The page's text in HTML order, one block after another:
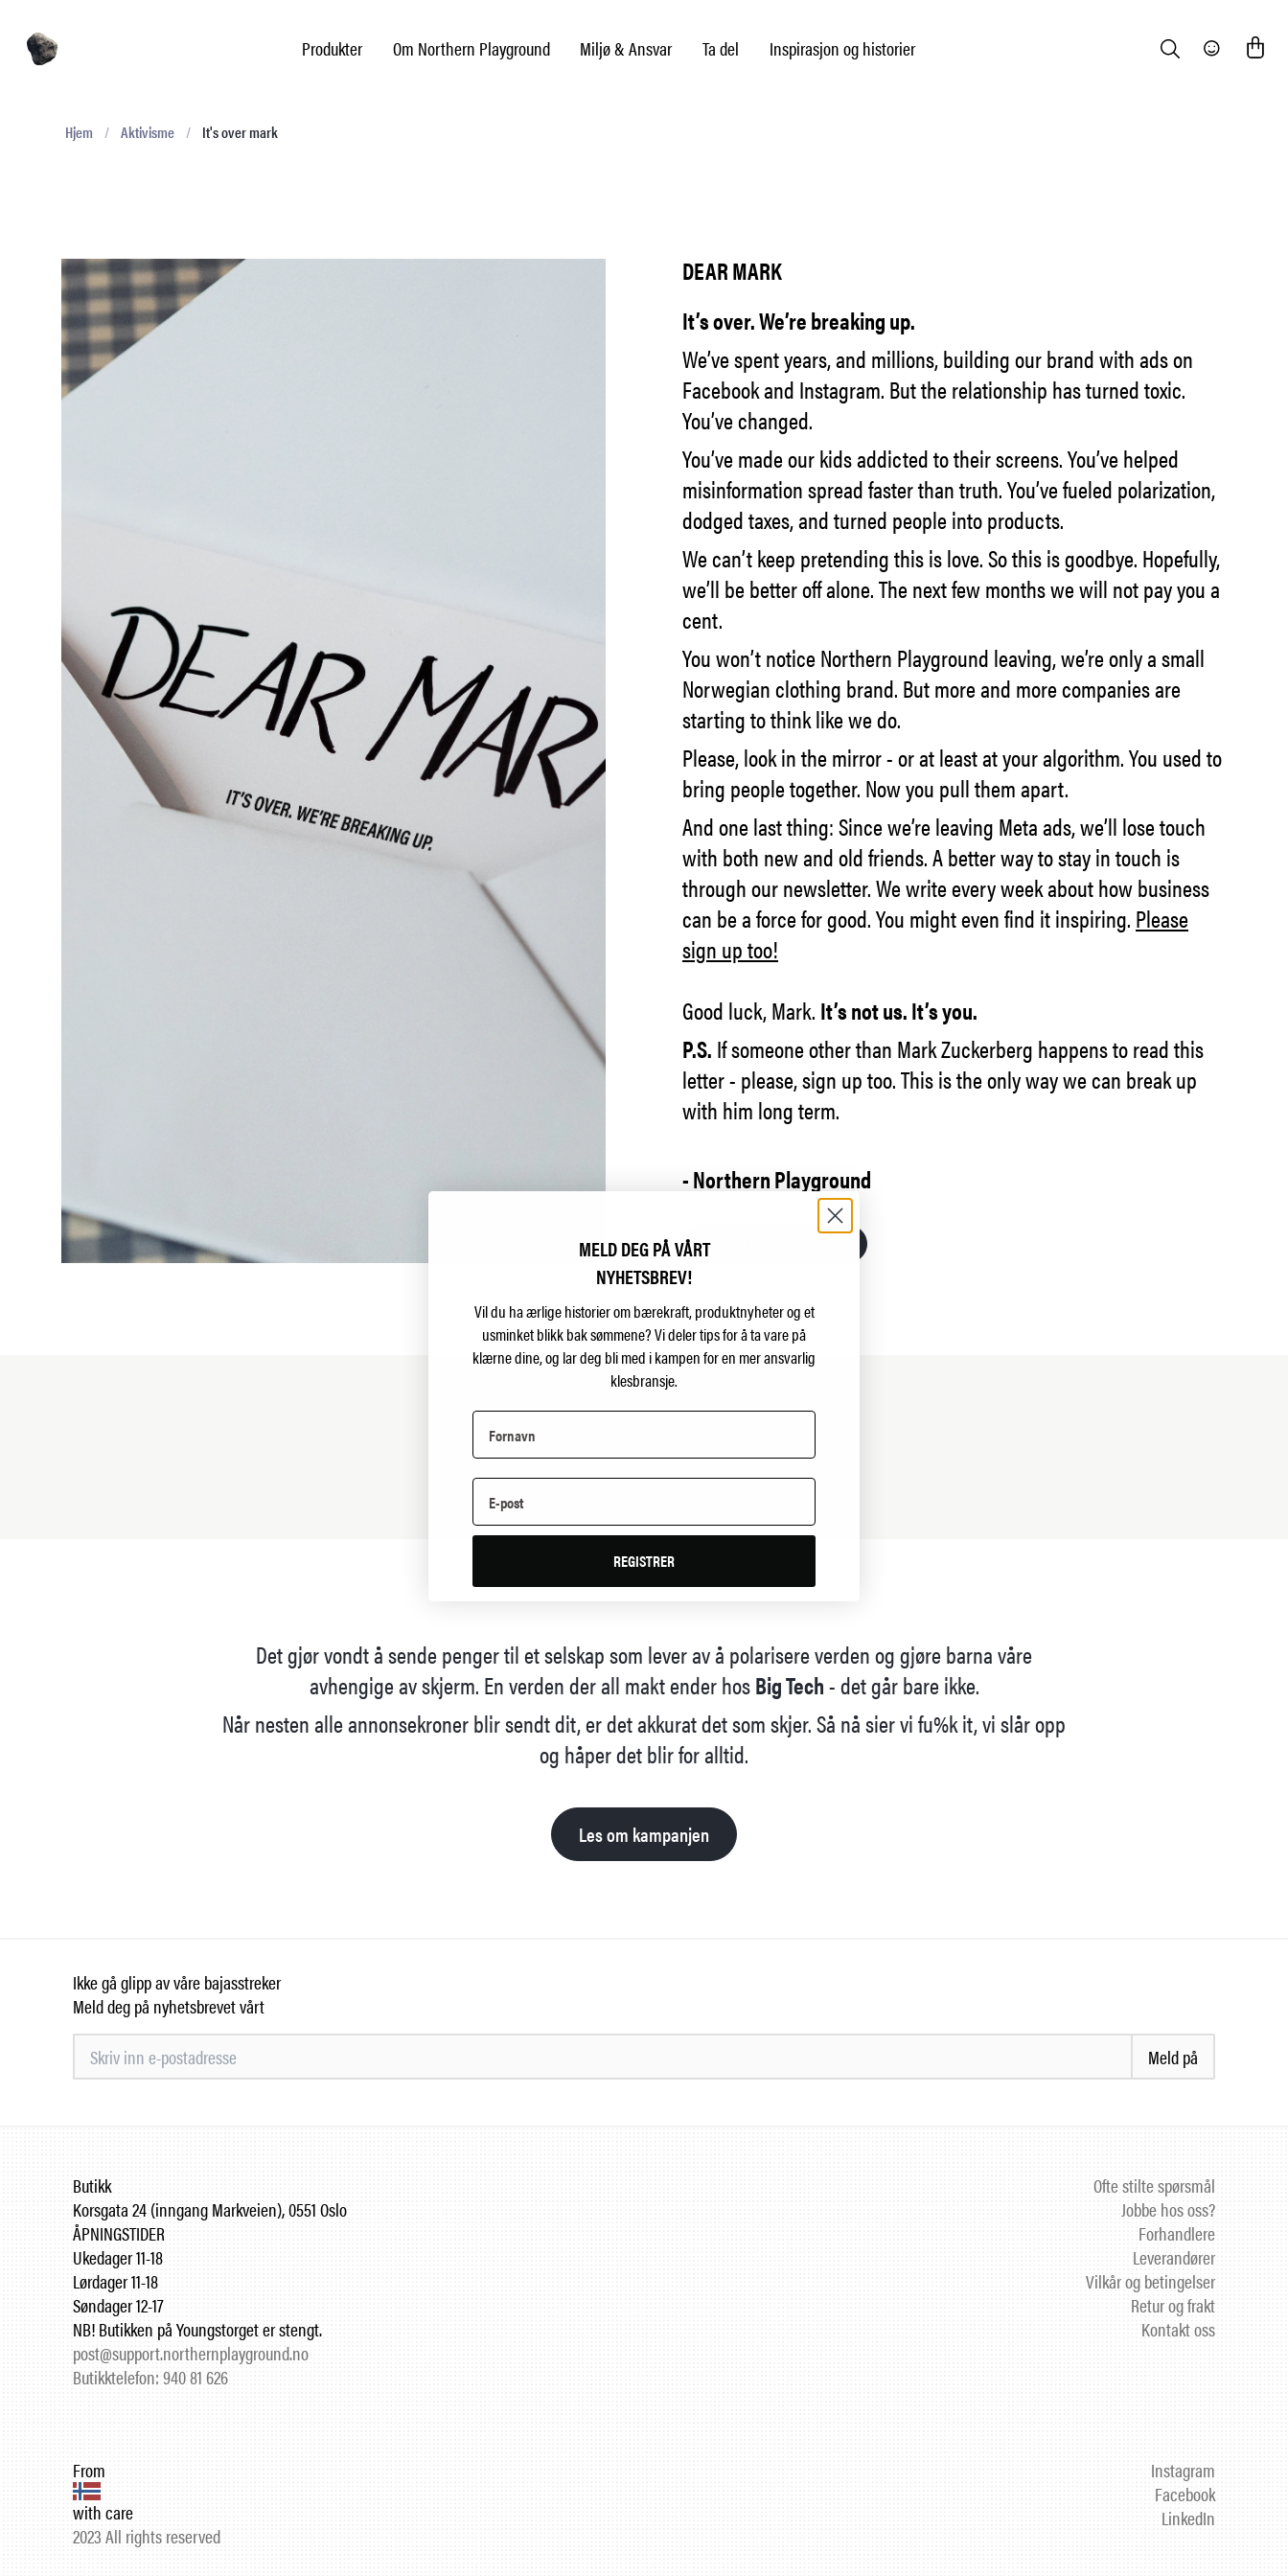
Produkter Miljø & Ansvar Ta del Inspirasjon og historier
Om Northern Playground Search Community
Hjem / Aktivisme / It's over mark
DEAR MARK
It’s over. We’re breaking up.
We’ve spent years, and millions, building our brand with ads on
Facebook and Instagram. But the relationship has turned toxic.
You’ve changed.
You’ve made our kids addicted to their screens. You’ve helped
misinformation spread faster than truth. You’ve fueled polarization,
dodged taxes, and turned people into products.
We can’t keep pretending this is love. So this is goodbye. Hopefully,
we’ll be better off alone. The next few months we will not pay you a
cent.
You won’t notice Northern Playground leaving, we’re only a small
Norwegian clothing brand. But more and more companies are
starting to think like we do.
Please, look in the mirror - or at least at your algorithm. You used to
bring people together. Now you pull them apart.
And one last thing: Since we’re leaving Meta ads, we’ll lose touch
with both new and old friends. A better way to stay in touch is
through our newsletter. We write every week about how business
can be a force for good. You might even find it inspiring. Please
sign up too!
Good luck, Mark. It’s not us. It’s you.
P.S. If someone other than Mark Zuckerberg happens to read this
letter - please, sign up too. This is the only way we can break up
with him long term.
- Northern Playground
PÅMELDING NYHETSBREV
Det gjør vondt å sende penger til et selskap som lever av å polarisere verden og gjøre barna våre
avhengige av skjerm. En verden der all makt ender hosBig Tech- det går bare ikke.
Når nesten alle annonsekroner blir sendt dit, er det akkurat det som skjer. Så nå sier vi fu%k it, vi slår opp
og håper det blir for alltid.
Les om kampanjen
Ikke gå glipp av våre bajasstreker
Meld deg på nyhetsbrevet vårt
Meld på
Butikk
Korsgata 24 (inngang Markveien), 0551 Oslo
ÅPNINGSTIDER
Ukedager 11-18
Lørdager 11-18
Søndager 12-17
NB! Butikken på Youngstorget er stengt.
post@support.northernplayground.no
Butikktelefon: 940 81 626
Ofte stilte spørsmål
Jobbe hos oss?
Forhandlere
Leverandører
Vilkår og betingelser
Retur og frakt
Kontakt oss
From
with care
2023 All rights reserved
Instagram
Facebook
LinkedIn
MELD DEG PÅ VÅRT
NYHETSBREV!
Vil du ha ærlige historier om bærekraft, produktnyheter og et
usminket blikk bak sømmene?Vi deler tips for å ta vare på
klærne dine, og lar deg bli med i kampen for en mer ansvarlig
klesbransje.
REGISTRER